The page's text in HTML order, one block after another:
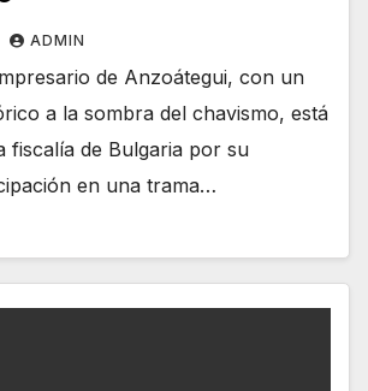
ADMIN
de Anzoátegui, con un
a la sombra del chavismo, está
fiscalía de Bulgaria por su
en una trama…